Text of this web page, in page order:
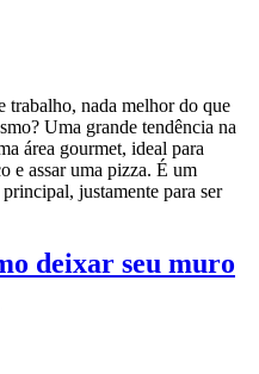
trabalho, nada melhor do que
Uma grande tendência na
área gourmet, ideal para
e assar uma pizza. É um
justamente para ser
deixar seu muro